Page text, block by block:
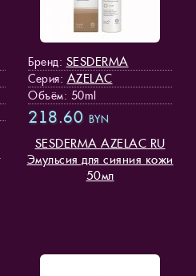
Бренд: SESDERMA
Серия: AZELAC
Объём: 50ml
218.60 BYN
SESDERMA AZELAC RU
Эмульсия для сияния кожи
50мл